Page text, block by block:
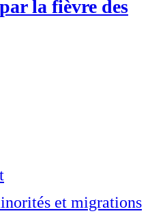
la fièvre des
et migrations